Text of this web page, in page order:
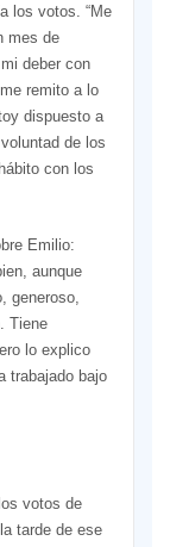
los votos. “Me
mes de
deber con
remito a lo
dispuesto a
de los
con los
Emilio:
aunque
generoso,
Tiene
lo explico
trabajado bajo
votos de
tarde de ese